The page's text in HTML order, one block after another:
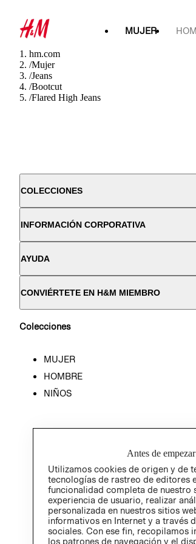
MUJER
hm.com
/Mujer
/Jeans
/Bootcut
/Flared High Jeans
COLECCIONES
INFORMACIÓN CORPORATIVA
AYUDA
CONVIÉRTETE EN H&M MIEMBRO
Colecciones
MUJER
HOMBRE
NIÑOS
Antes de
Utilizamos cookies de origen y de
tecnologías de rastreo de editores
funcionalidad completa de nuestro
experiencia de usuario, realizar
personalizada en nuestros sitios
informativos en Internet y a través
sociales. Con ese fin, recopilamos
los patrones de navegación y el